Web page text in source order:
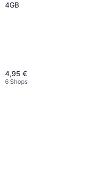
4GB
4,95 €
6 Shops